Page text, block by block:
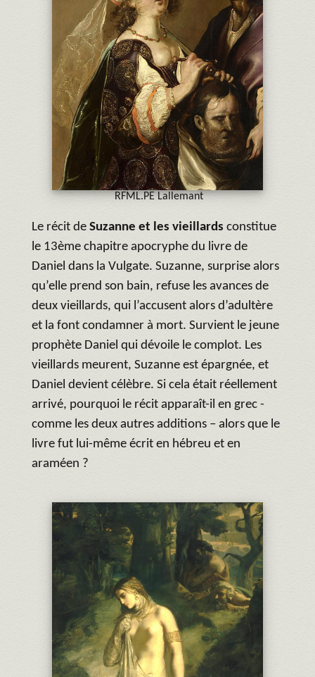
RFML.PE Lallemant
Le récit de Suzanne et les vieillards constitue
le 13ème chapitre apocryphe du livre de
Daniel dans la Vulgate. Suzanne, surprise alors
qu’elle prend son bain, refuse les avances de
deux vieillards, qui l’accusent alors d’adultère
et la font condamner à mort. Survient le jeune
prophète Daniel qui dévoile le complot. Les
vieillards meurent, Suzanne est épargnée, et
Daniel devient célèbre. Si cela était réellement
arrivé, pourquoi le récit apparaît-il en grec -
comme les deux autres additions – alors que le
livre fut lui-même écrit en hébreu et en
araméen ?